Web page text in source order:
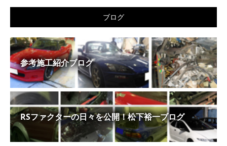
ブログ
参考施工紹介ブログ
RSファクターの日々を公開！松下裕一ブログ